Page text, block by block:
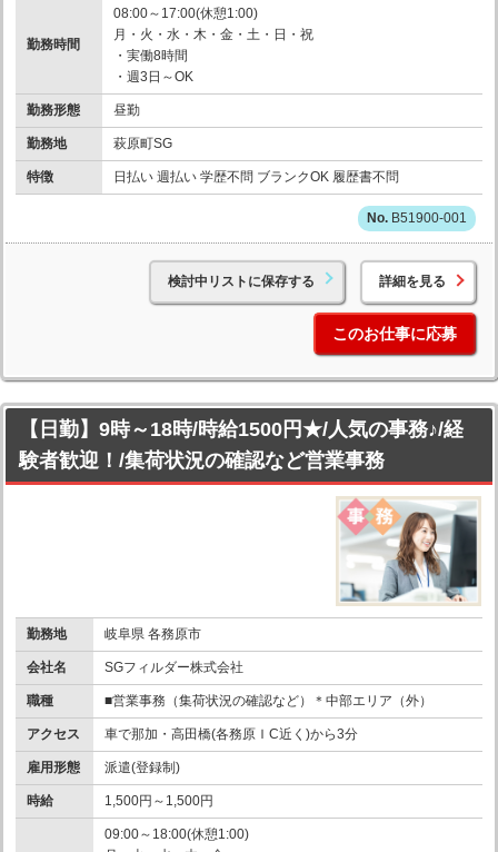
勤務時間
08:00～17:00(休憩1:00)
月・火・水・木・金・土・日・祝
・実働8時間
・週3日～OK
勤務形態 昼勤
勤務地 萩原町SG
特徴 日払い 週払い 学歴不問 ブランクOK 履歴書不問
B51900-001
検討中リストに保存する 詳細を見る
このお仕事に応募
【日勤】9時～18時/時給1500円★/人気の事務♪/経
験者歓迎！/集荷状況の確認など営業事務
勤務地 岐阜県 各務原市
会社名 SGフィルダー株式会社
職種 ■営業事務（集荷状況の確認など）＊中部エリア（外）
アクセス 車で那加・高田橋(各務原ＩC近く)から3分
雇用形態 派遣(登録制)
時給 1,500円～1,500円
09:00～18:00(休憩1:00)